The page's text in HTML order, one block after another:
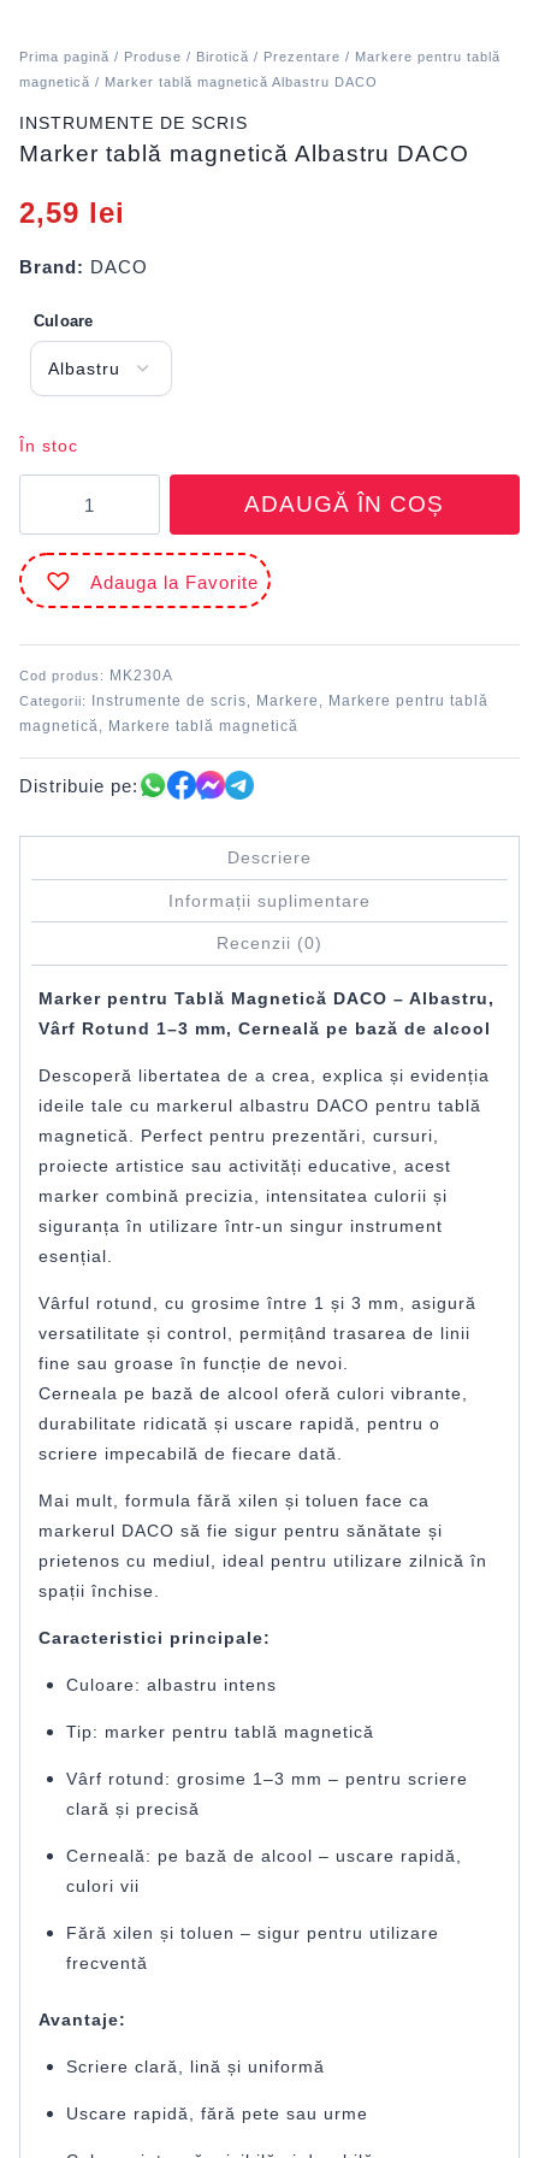
Prima pagină / Produse / Birotică / Prezentare / Markere pentru tablă
magnetică / Marker tablă magnetică Albastru DACO
INSTRUMENTE DE SCRIS
Marker tablă magnetică Albastru DACO
2,59 lei
Brand: DACO
Culoare
În stoc
tablă
magnetică
Albastru
DACO
ADAUGĂ ÎN COȘ
Adauga la Favorite
Cod produs: MK230A
Categorii: Instrumente de scris, Markere ,
Markere pentru tablă
magnetică, Markere tablă magnetică
Distribuie pe:
Descriere
Informații suplimentare
Recenzii (0)
Marker pentru Tablă Magnetică DACO – Albastru,
Vârf Rotund 1–3 mm, Cerneală pe bază de alcool
Descoperă libertatea de a crea, explica și evidenția
ideile tale cu markerul albastru DACO pentru tablă
magnetică. Perfect pentru prezentări, cursuri,
proiecte artistice sau activități educative, acest
marker combină precizia, intensitatea culorii și
siguranța în utilizare într-un singur instrument
esențial.
Vârful rotund, cu grosime între 1 și 3 mm, asigură
versatilitate și control, permițând trasarea de linii
fine sau groase în funcție de nevoi.
Cerneala pe bază de alcool oferă culori vibrante,
durabilitate ridicată și uscare rapidă, pentru o
scriere impecabilă de fiecare dată.
Mai mult, formula fără xilen și toluen face ca
markerul DACO să fie sigur pentru sănătate și
prietenos cu mediul, ideal pentru utilizare zilnică în
spații închise.
Caracteristici principale:
Culoare: albastru intens
Tip: marker pentru tablă magnetică
Vârf rotund: grosime 1–3 mm – pentru scriere
clară și precisă
Cerneală: pe bază de alcool – uscare rapidă,
culori vii
Fără xilen și toluen – sigur pentru utilizare
frecventă
Avantaje:
Scriere clară, lină și uniformă
Uscare rapidă, fără pete sau urme